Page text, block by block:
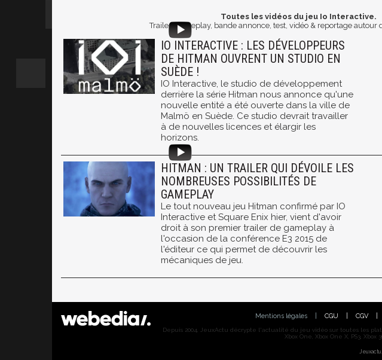
Toutes les vidéos du jeu Io Interactive.
Trailer, gameplay, bande annonce, test, vidéo & reportage autour
IO INTERACTIVE : LES DÉVELOPPEURS
DE HITMAN OUVRENT UN STUDIO EN
SUÈDE !
IO Interactive, le studio de développement
derrière la série Hitman nous annonce qu'une
nouvelle entité a été ouverte dans la ville de
Malmö en Suède. Ce studio devrait travailler
à de nouvelles licences et élargir les
horizons.
HITMAN : UN TRAILER QUI DÉVOILE LES
NOMBREUSES POSSIBILITÉS DE
GAMEPLAY
Le tout nouveau jeu Hitman confirmé par IO
Interactive et Square Enix hier, vient d'avoir
droit à son premier trailer de gameplay à
l'occasion de la conférence E3 2015 de
l'éditeur ce qui permet de découvrir les
mécaniques de jeu.
Mentions légales CGU CGV
Depuis 2004, JeuxActu décrypte l'actualité du jeu vidéo sur toutes les
Xbox One, Xbox One X, PS3,